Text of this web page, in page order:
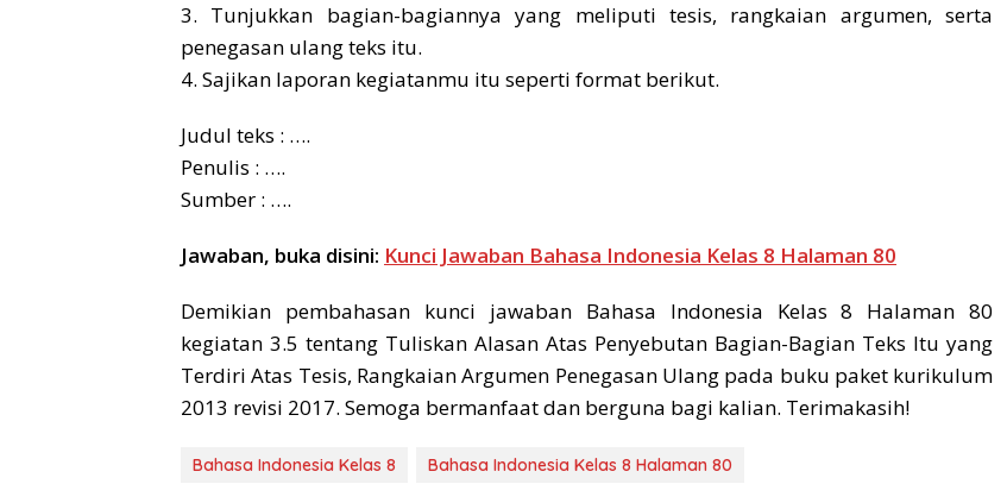
3. Tunjukkan bagian-bagiannya yang meliputi tesis, rangkaian argumen, serta
penegasan ulang teks itu.
4. Sajikan laporan kegiatanmu itu seperti format berikut.
Judul teks : ….
Penulis : ….
Sumber : ….
Jawaban, buka disini: Kunci Jawaban Bahasa Indonesia Kelas 8 Halaman 80
Demikian pembahasan kunci jawaban Bahasa Indonesia Kelas 8 Halaman 80
kegiatan 3.5 tentang Tuliskan Alasan Atas Penyebutan Bagian-Bagian Teks Itu yang
Terdiri Atas Tesis, Rangkaian Argumen Penegasan Ulang pada buku paket kurikulum
2013 revisi 2017. Semoga bermanfaat dan berguna bagi kalian. Terimakasih!
Bahasa Indonesia Kelas 8
Bahasa Indonesia Kelas 8 Halaman 80